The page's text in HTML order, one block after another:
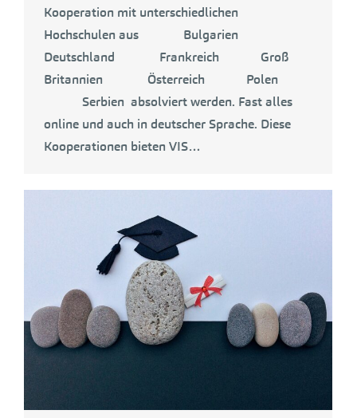
Kooperation mit unterschiedlichen
Hochschulen aus Bulgarien
Deutschland Frankreich Groß
Britannien Österreich Polen
Serbien absolviert werden. Fast alles
online und auch in deutscher Sprache. Diese
Kooperationen bieten VIS…